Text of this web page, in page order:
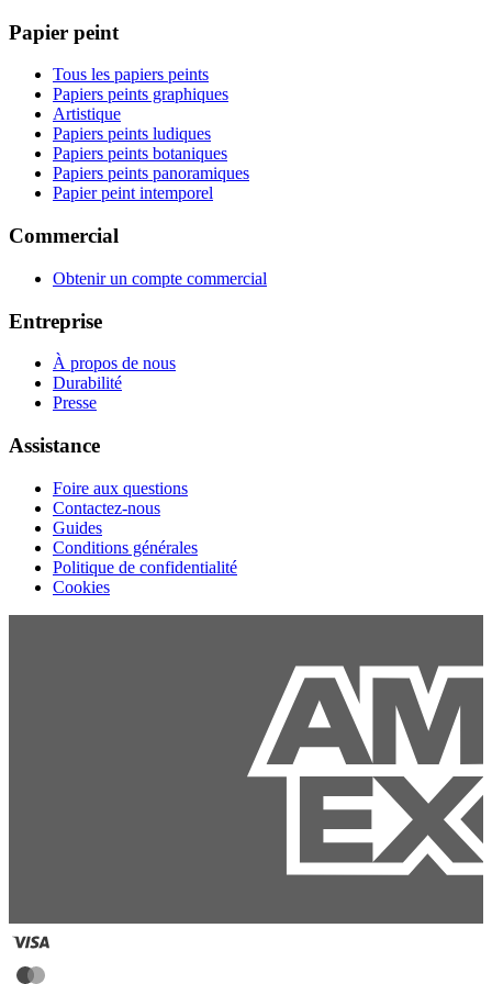
Papier peint
Tous les papiers peints
Papiers peints graphiques
Artistique
Papiers peints ludiques
Papiers peints botaniques
Papiers peints panoramiques
Papier peint intemporel
Commercial
Obtenir un compte commercial
Entreprise
À propos de nous
Durabilité
Presse
Assistance
Foire aux questions
Contactez-nous
Guides
Conditions générales
Politique de confidentialité
Cookies